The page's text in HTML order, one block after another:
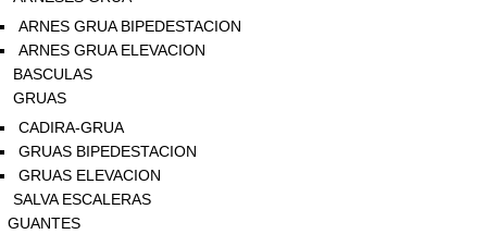
ARNES GRUA BIPEDESTACION
ARNES GRUA ELEVACION
BASCULAS
GRUAS
CADIRA-GRUA
GRUAS BIPEDESTACION
GRUAS ELEVACION
SALVA ESCALERAS
GUANTES